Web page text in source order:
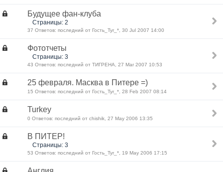
Будущее фан-клуба
Страницы: 2
37 Ответов: последний от Гость_Tyr_*, 30 Jul 2007 14:00
Фототчеты
Страницы: 3
43 Ответов: последний от ТИГРЕНА, 27 Mar 2007 10:53
25 февраля. Масква в Питере =)
15 Ответов: последний от Гость_Tyr_*, 28 Feb 2007 08:14
Turkey
0 Ответов: последний от chishik, 27 May 2006 13:35
В ПИТЕР!
Страницы: 3
53 Ответов: последний от Гость_Tyr_*, 19 May 2006 17:15